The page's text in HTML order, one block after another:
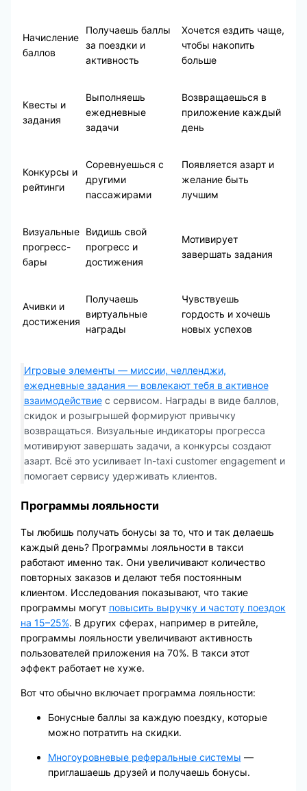
Начисление
баллов
Получаешь баллы
за поездки и
активность
Хочется ездить чаще,
чтобы накопить
больше
Квесты и
задания
Выполняешь
ежедневные
задачи
Возвращаешься в
приложение каждый
день
Конкурсы и
рейтинги
Соревнуешься с
другими
пассажирами
Появляется азарт и
желание быть
лучшим
Визуальные
прогресс-
бары
Видишь свой
прогресс и
достижения
Мотивирует
завершать задания
Ачивки и
достижения
Получаешь
виртуальные
награды
Чувствуешь
гордость и хочешь
новых успехов
Игровые элементы — миссии, челленджи,
ежедневные задания — вовлекают тебя в активное
взаимодействиес сервисом. Награды в виде баллов,
скидок и розыгрышей формируют привычку
возвращаться. Визуальные индикаторы прогресса
мотивируют завершать задачи, а конкурсы создают
азарт. Всё это усиливает In-taxi customer engagement и
помогает сервису удерживать клиентов.
Программы лояльности
Ты любишь получать бонусы за то, что и так делаешь
каждый день? Программы лояльности в такси
работают именно так. Они увеличивают количество
повторных заказов и делают тебя постоянным
клиентом. Исследования показывают, что такие
программы могут повысить выручку и частоту поездок
на 15–25%. В других сферах, например в ритейле,
программы лояльности увеличивают активность
пользователей приложения на 70%. В такси этот
эффект работает не хуже.
Вот что обычно включает программа лояльности:
Бонусные баллы за каждую поездку, которые
можно потратить на скидки.
Многоуровневые реферальные системы —
приглашаешь друзей и получаешь бонусы.